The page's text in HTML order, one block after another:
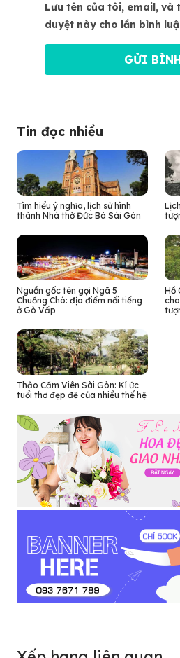
Lưu tên của tôi, email,
duyệt này cho lần bình
Tin đọc nhiều
Tìm hiểu ý nghĩa, lịch sử hình
thành Nhà thờ Đức Bà Sài Gòn
Nguồn gốc tên gọi Ngã 5
Chuồng Chó: địa điểm nổi tiếng
ở Gò Vấp
Hồ
Thảo Cầm Viên Sài Gòn: Kí ức
tuổi thơ đẹp đẽ của nhiều thế hệ